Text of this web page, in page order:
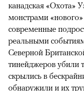
канадская «Охота»
монстрами
современные
реальными
Северной
тинейджеров убили
скрылись в
обнаружили и их